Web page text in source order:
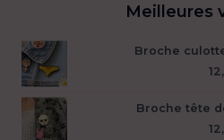
Meilleures
Broche
Broche tête